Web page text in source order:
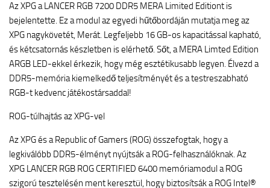
Az XPG a LANCER RGB 7200 DDR5 MERA Limited Editiont is
bejelentette. Ez a modul az egyedi hűtőbordáján mutatja meg az
XPG nagykövetét, Merát. Legfeljebb 16 GB-os kapacitással kapható,
és kétcsatornás készletben is elérhető. Sőt, a MERA Limted Edition
ARGB LED-ekkel érkezik, hogy még esztétikusabb legyen. Élvezd a
DDR5-memória kiemelkedő teljesítményét és a testreszabható
RGB-t kedvenc játékostársaddal!
ROG-túlhajtás az XPG-vel
Az XPG és a Republic of Gamers (ROG) összefogtak, hogy a
legkiválóbb DDR5-élményt nyújtsák a ROG-felhasználóknak. Az
XPG LANCER RGB ROG CERTIFIED 6400 memóriamodul a ROG
szigorú tesztelésén ment keresztül, hogy biztosítsák a ROG Intel®